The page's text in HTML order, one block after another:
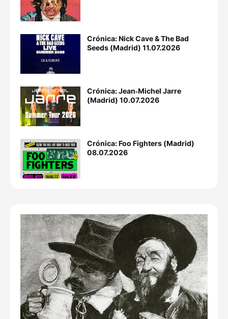
Crónica: Nick Cave & The Bad
Seeds (Madrid) 11.07.2026
Crónica: Jean‐Michel Jarre
(Madrid) 10.07.2026
Crónica: Foo Fighters (Madrid)
08.07.2026